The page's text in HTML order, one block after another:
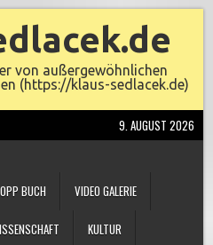
von außergewöhnlichen
(https://klaus-sedlacek.de)
9. AUGUST 2026
BUCH VIDEO GALERIE
KULTUR